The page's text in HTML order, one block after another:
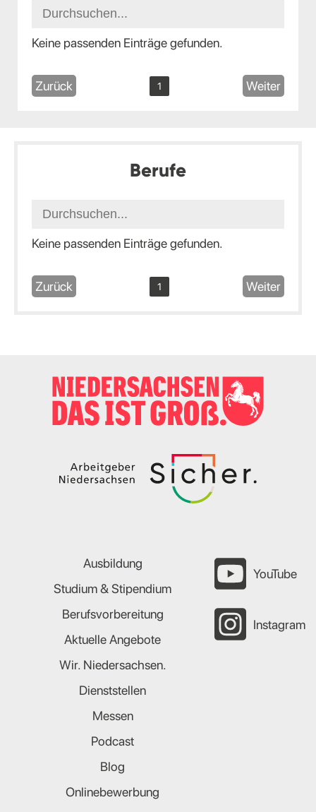
Keine passenden Einträge gefunden.
Zurück 1 Weiter
Berufe
Keine passenden Einträge gefunden.
Zurück 1 Weiter
Ausbildung
Studium & Stipendium
Berufsvorbereitung
Aktuelle Angebote
Wir. Niedersachsen.
Dienststellen
Messen
Podcast
Blog
Onlinebewerbung
YouTube
Instagram